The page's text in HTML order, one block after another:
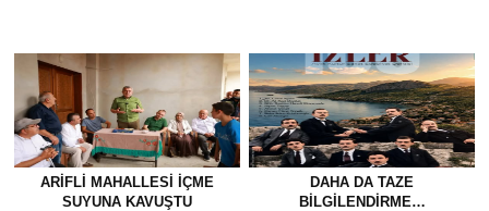
ARIFLI MAHALLESI İÇME
SUYUNA KAVUŞTU
DAHA DA TAZE
BİLGİLENDİRME…